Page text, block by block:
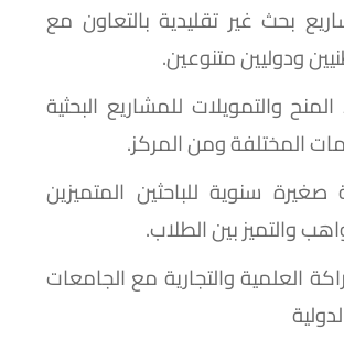
بحث غير تقليدية بالتعاون مع
ودوليين متنوعين.
والتمويلات للمشاريع البحثية
المختلفة ومن المركز.
سنوية للباحثين المتميزين
والتميز بين الطلاب.
العلمية والتجارية مع الجامعات